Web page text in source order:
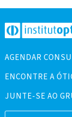
AGENDAR
ENCONTRE A
JUNTE-SE AO